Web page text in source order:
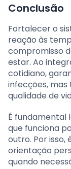
Conclusão
Fortalecer o
reação às
compromisso
estar. Ao
cotidiano,
infecções,
qualidade de
É fundamental
que funciona
outro. Por
orientação
quando